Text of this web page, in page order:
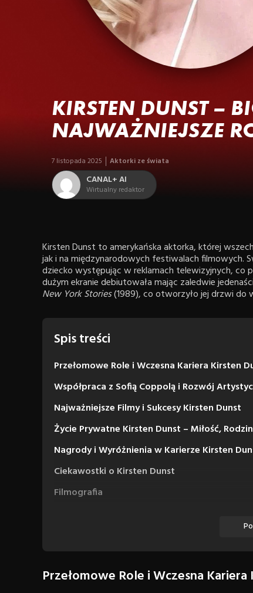
KIRSTEN DUNST –
NAJWAŻNIEJSZE
7 listopada 2025 Aktorki ze świata
CANAL+ AI
Wirtualny redaktor
Kirsten Dunst to amerykańska aktorka, której
jak i na międzynarodowych festiwalach filmowych.
dziecko występując w reklamach telewizyjnych, co
dużym ekranie debiutowała mając zaledwie
New York Stories(1989), co otworzyło jej drzwi do
Spis treści
Przełomowe Role i Wczesna Kariera Kirsten
Współpraca z Sofią Coppolą i Rozwój
Najważniejsze Filmy i Sukcesy Kirsten Dunst
Życie Prywatne Kirsten Dunst – Miłość,
Nagrody i Wyróżnienia w Karierze Kirsten
Ciekawostki o Kirsten Dunst
Filmografia
Przełomowe Role i Wczesna